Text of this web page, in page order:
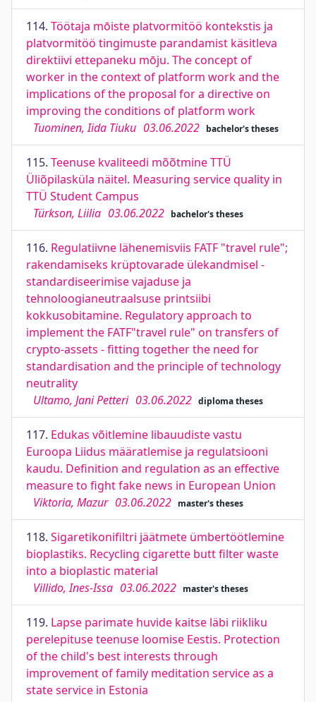
114. Töötaja mōiste platvormitöö kontekstis ja
platvormitöö tingimuste parandamist käsitleva
direktiivi ettepaneku mōju. The concept of
worker in the context of platform work and the
implications of the proposal for a directive on
improving the conditions of platform work
Tuominen, Iida Tiuku 03.06.2022 bachelor's theses
115. Teenuse kvaliteedi mõõtmine TTÜ
Üliõpilasküla näitel. Measuring service quality in
TTÜ Student Campus
Türkson, Liilia 03.06.2022 bachelor's theses
116. Regulatiivne lähenemisviis FATF "travel rule";
rakendamiseks krüptovarade ülekandmisel -
standardiseerimise vajaduse ja
tehnoloogianeutraalsuse printsiibi
kokkusobitamine. Regulatory approach to
implement the FATF"travel rule" on transfers of
crypto-assets - fitting together the need for
standardisation and the principle of technology
neutrality
Ultamo, Jani Petteri 03.06.2022 diploma theses
117. Edukas võitlemine libauudiste vastu
Euroopa Liidus määratlemise ja regulatsiooni
kaudu. Definition and regulation as an effective
measure to fight fake news in European Union
Viktoria, Mazur 03.06.2022 master's theses
118. Sigaretikonifiltri jäätmete ümbertöötlemine
bioplastiks. Recycling cigarette butt filter waste
into a bioplastic material
Villido, Ines-Issa 03.06.2022 master's theses
119. Lapse parimate huvide kaitse läbi riikliku
perelepituse teenuse loomise Eestis. Protection
of the child's best interests through
improvement of family meditation service as a
state service in Estonia